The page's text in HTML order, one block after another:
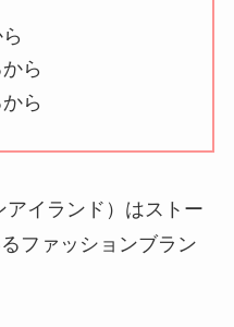
い理由は？なぜ人
気？安く買う方法も
解説！
理由は？3つの理由と
口コミ・評判を紹
介！
ら
ら
イランド）はストー
ファッションブラン